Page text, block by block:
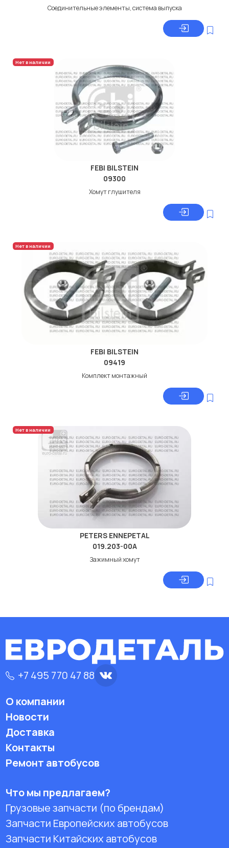
Соединительные элементы, система выпуска
Нет в наличии
FEBI BILSTEIN
09300
Хомут глушителя
Нет в наличии
FEBI BILSTEIN
09419
Комплект монтажный
Нет в наличии
PETERS ENNEPETAL
019.203-00A
Зажимный хомут
+7 495 770 47 88
О компании
Новости
Доставка
Контакты
Ремонт автобусов
Что мы предлагаем?
Грузовые запчасти (по брендам)
Запчасти Европейских автобусов
Запчасти Китайских автобусов